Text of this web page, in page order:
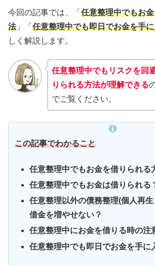
今回の記事では、「 任意整理中でもお
法」「 任意整理中でも即日でお金を手
しく解説します。
任意整理中でもリスクを回
りられる方法が理解できる
でご覧ください。
この記事でわかること
任意整理中でもお金を借りられる
任意整理中でもお金は借りられる
任意整理以外の債務整理(個人再
借金を増やせない？
任意整理中にお金を借りる時の注
任意整理中でも即日でお金を手に